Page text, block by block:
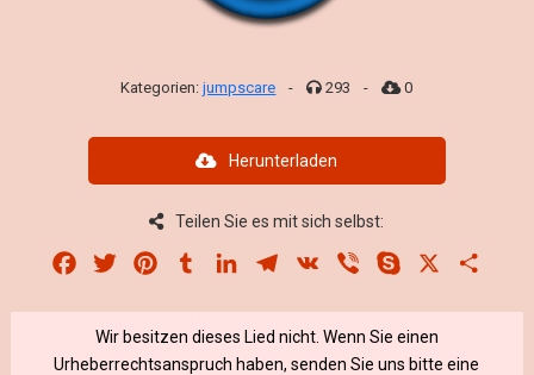
Kategorien:jumpscare - 293 - 0
Herunterladen
Teilen Sie es mit sich selbst:
Facebook
Twitter PinterestTumblrLinkedInTelegram
VK Viber Skype
Wir besitzen dieses Lied nicht. Wenn Sie einen
Urheberrechtsanspruch haben, senden Sie uns bitte eine